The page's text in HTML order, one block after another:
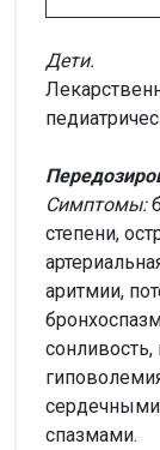
Дети.
Симптомы:
степени,
аритмии,
спазмами.